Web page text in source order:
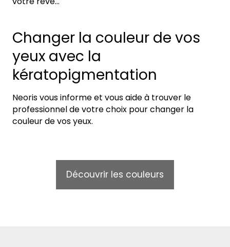
Changer la couleur de vos
yeux avec la
kératopigmentation
Neoris vous informe et vous aide à trouver le
professionnel de votre choix pour changer la
couleur de vos yeux.
Découvrir les couleurs